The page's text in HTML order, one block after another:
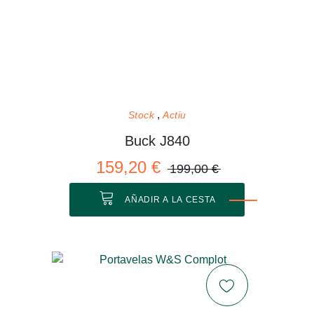
Stock Actiu
Buck J840
159,20 € 199,00 €
AÑADIR A LA CESTA